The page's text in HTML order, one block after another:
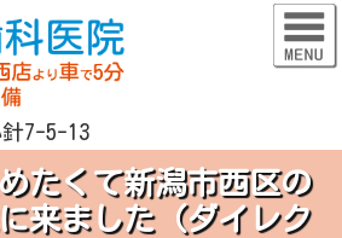
7-5-13
たくて新潟市西区の
来ました（ダイレク